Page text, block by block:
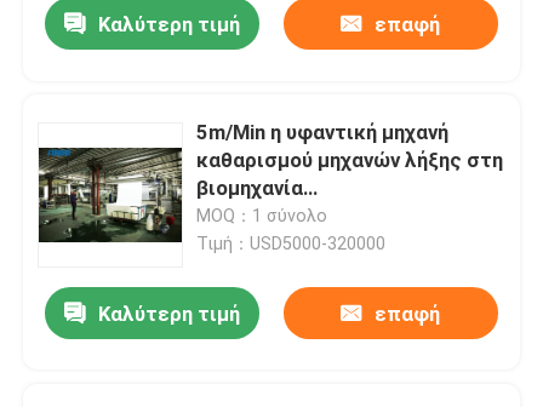
Καλύτερη τιμή επαφή
5m/Min η υφαντική μηχανή
καθαρισμού μηχανών λήξης στη
βιομηχανία
κλωστοϋφαντουργίας για
πλέκει τα υφαμένα υφάσματα
MOQ：1 σύνολο
Τιμή：USD5000-320000
Καλύτερη τιμή επαφή